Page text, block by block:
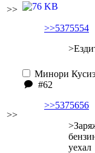
>>
>>5375554
>>
Минори
#62
>>5375656
уехал